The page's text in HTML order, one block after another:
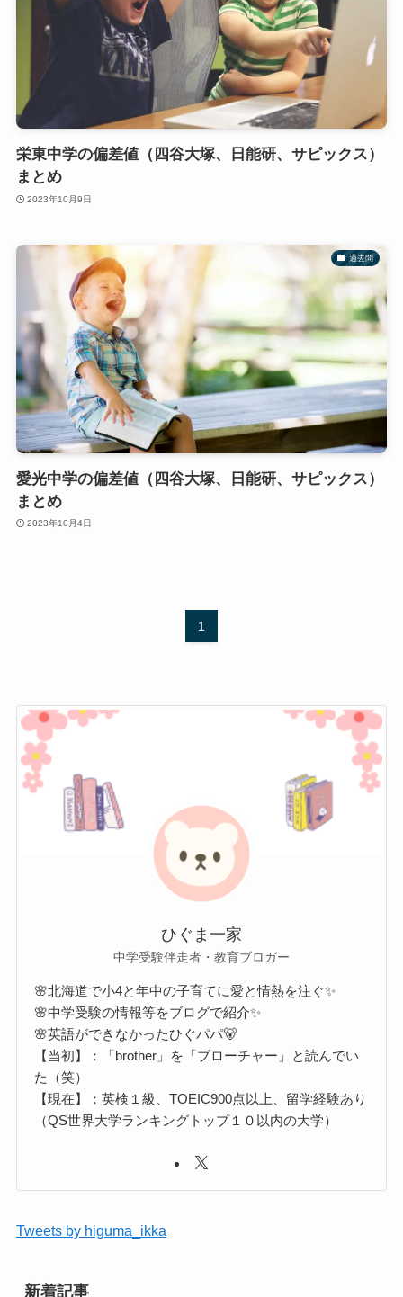
栄東中学の偏差値（四谷大塚、日能研、サピックス）
まとめ
2023年10月9日
過去問
愛光中学の偏差値（四谷大塚、日能研、サピックス）
まとめ
2023年10月4日
1
ひぐま一家
中学受験伴走者・教育ブロガー
🌸北海道で小4と年中の子育てに愛と情熱を注ぐ✨
🌸中学受験の情報等をブログで紹介✨
🌸英語ができなかったひぐパパ🐻
【当初】：「brother」を「ブローチャー」と読んでい
た（笑）
【現在】：英検１級、TOEIC900点以上、留学経験あり
（QS世界大学ランキングトップ１０以内の大学）
Tweets by higuma_ikka
新着記事